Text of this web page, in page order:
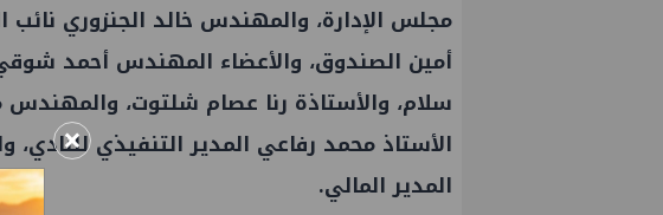
مجلس الإدارة، والمهندس خالد الجنزوري نائب
أمين الصندوق، والأعضاء المهندس أحمد
سلام، والأستاذة رنا عصام شلتوت،
الأستاذ محمد رفاعي المدير التنفيذي للنادي،
المدير المالي.
×